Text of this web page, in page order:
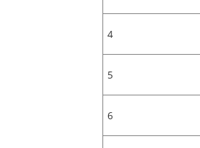
4
5
6